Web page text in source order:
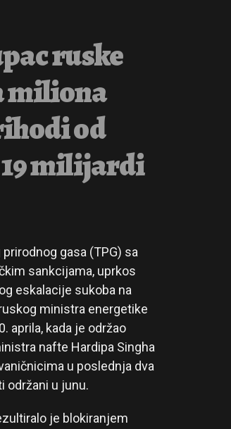
ruske
miliona
od
milijardi
gasa (TPG) sa
sankcijama, uprkos
eskalacije sukoba na
ministra energetike
aprila, kada je održao
nafte Hardipa Singha
u poslednja dva
održani u junu.
je blokiranjem